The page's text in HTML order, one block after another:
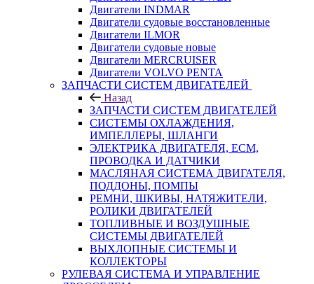
Двигатели INDMAR
Двигатели судовые восстановленные
Двигатели ILMOR
Двигатели судовые новые
Двигатели MERCRUISER
Двигатели VOLVO PENTA
ЗАПЧАСТИ СИСТЕМ ДВИГАТЕЛЕЙ
Назад
ЗАПЧАСТИ СИСТЕМ ДВИГАТЕЛЕЙ
СИСТЕМЫ ОХЛАЖДЕНИЯ,
ИМПЕЛЛЕРЫ, ШЛАНГИ
ЭЛЕКТРИКА ДВИГАТЕЛЯ, ECM,
ПРОВОДКА И ДАТЧИКИ
МАСЛЯНАЯ СИСТЕМА ДВИГАТЕЛЯ,
ПОДДОНЫ, ПОМПЫ
РЕМНИ, ШКИВЫ, НАТЯЖИТЕЛИ,
РОЛИКИ ДВИГАТЕЛЕЙ
ТОПЛИВНЫЕ И ВОЗДУШНЫЕ
СИСТЕМЫ ДВИГАТЕЛЕЙ
ВЫХЛОПНЫЕ СИСТЕМЫ И
КОЛЛЕКТОРЫ
РУЛЕВАЯ СИСТЕМА И УПРАВЛЕНИЕ